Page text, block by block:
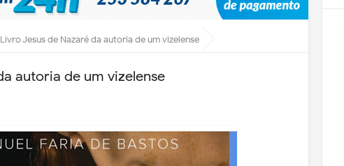
Livro Jesus de Nazaré da autoria de um vizelense
autoria de um vizelense